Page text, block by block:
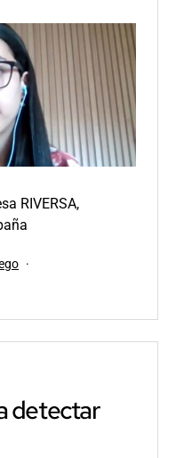
en
palmeras
con
IM
RIVERSA,
detectar